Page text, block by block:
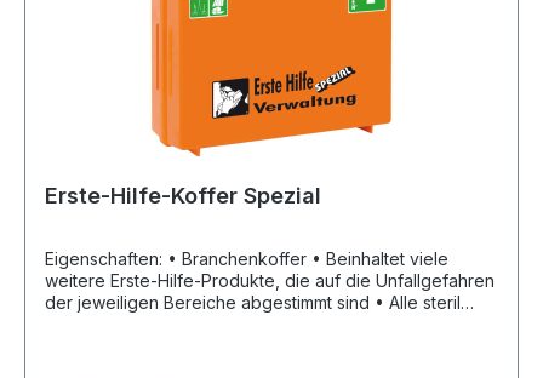
Erste-Hilfe-Koffer Spezial
Eigenschaften: • Branchenkoffer • Beinhaltet viele
weitere Erste-Hilfe-Produkte, die auf die Unfallgefahren
der jeweiligen Bereiche abgestimmt sind • Alle steril